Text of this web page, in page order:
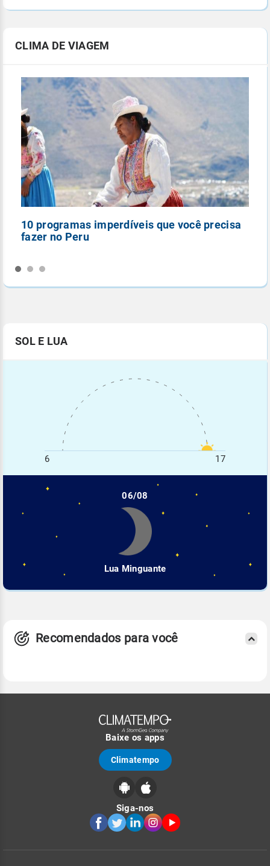
CLIMA DE VIAGEM
10 programas imperdíveis que você precisa
fazer no Peru
SOL E LUA
6 17
06/08
Lua Minguante
Recomendados para você
Baixe os apps
Climatempo
Siga-nos